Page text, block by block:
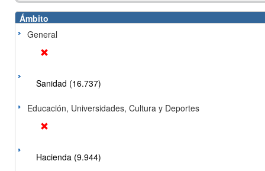
Ámbito
General
Sanidad (16.737)
Educación, Universidades, Cultura y Deportes
Hacienda (9.944)